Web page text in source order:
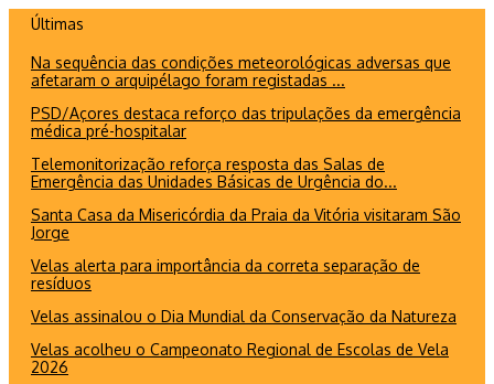
conteúdo
Últimas
Na sequência das condições meteorológicas adversas que
afetaram o arquipélago foram registadas ...
PSD/Açores destaca reforço das tripulações da emergência
médica pré-hospitalar
Telemonitorização reforça resposta das Salas de
Emergência das Unidades Básicas de Urgência do...
Santa Casa da Misericórdia da Praia da Vitória visitaram São
Jorge
Velas alerta para importância da correta separação de
resíduos
Velas assinalou o Dia Mundial da Conservação da Natureza
Velas acolheu o Campeonato Regional de Escolas de Vela
2026